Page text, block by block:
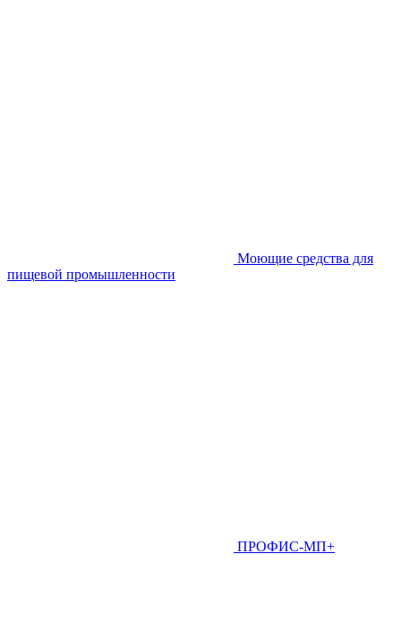
Моющие средства для
пищевой промышленности
ПРОФИС-МП+